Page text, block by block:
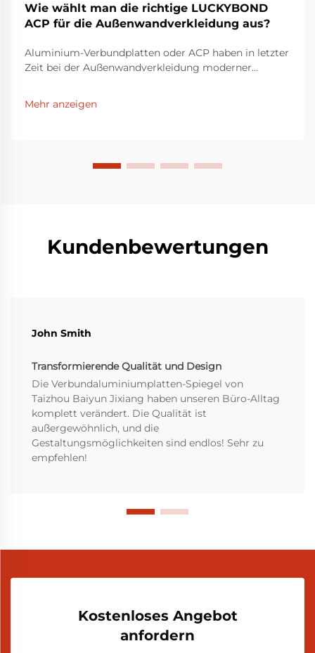
Wie wählt man die richtige LUCKYBOND
ACP für die Außenwandverkleidung aus?
Aluminium-Verbundplatten oder ACP haben in letzter
Zeit bei der Außenwandverkleidung moderner
Marke der Taizhou Baiyun Jixiang Decorative Material
Co., Ltd., hat sich als vertrauenswürdiger Lieferant für
Mehr anzeigen
Kundenbewertungen
John Smith
Transformierende Qualität und Design
Die Verbundaluminiumplatten-Spiegel von
Taizhou Baiyun Jixiang haben unseren Büro-Alltag
komplett verändert. Die Qualität ist
außergewöhnlich, und die
Gestaltungsmöglichkeiten sind endlos! Sehr zu
empfehlen!
Kostenloses Angebot
anfordern